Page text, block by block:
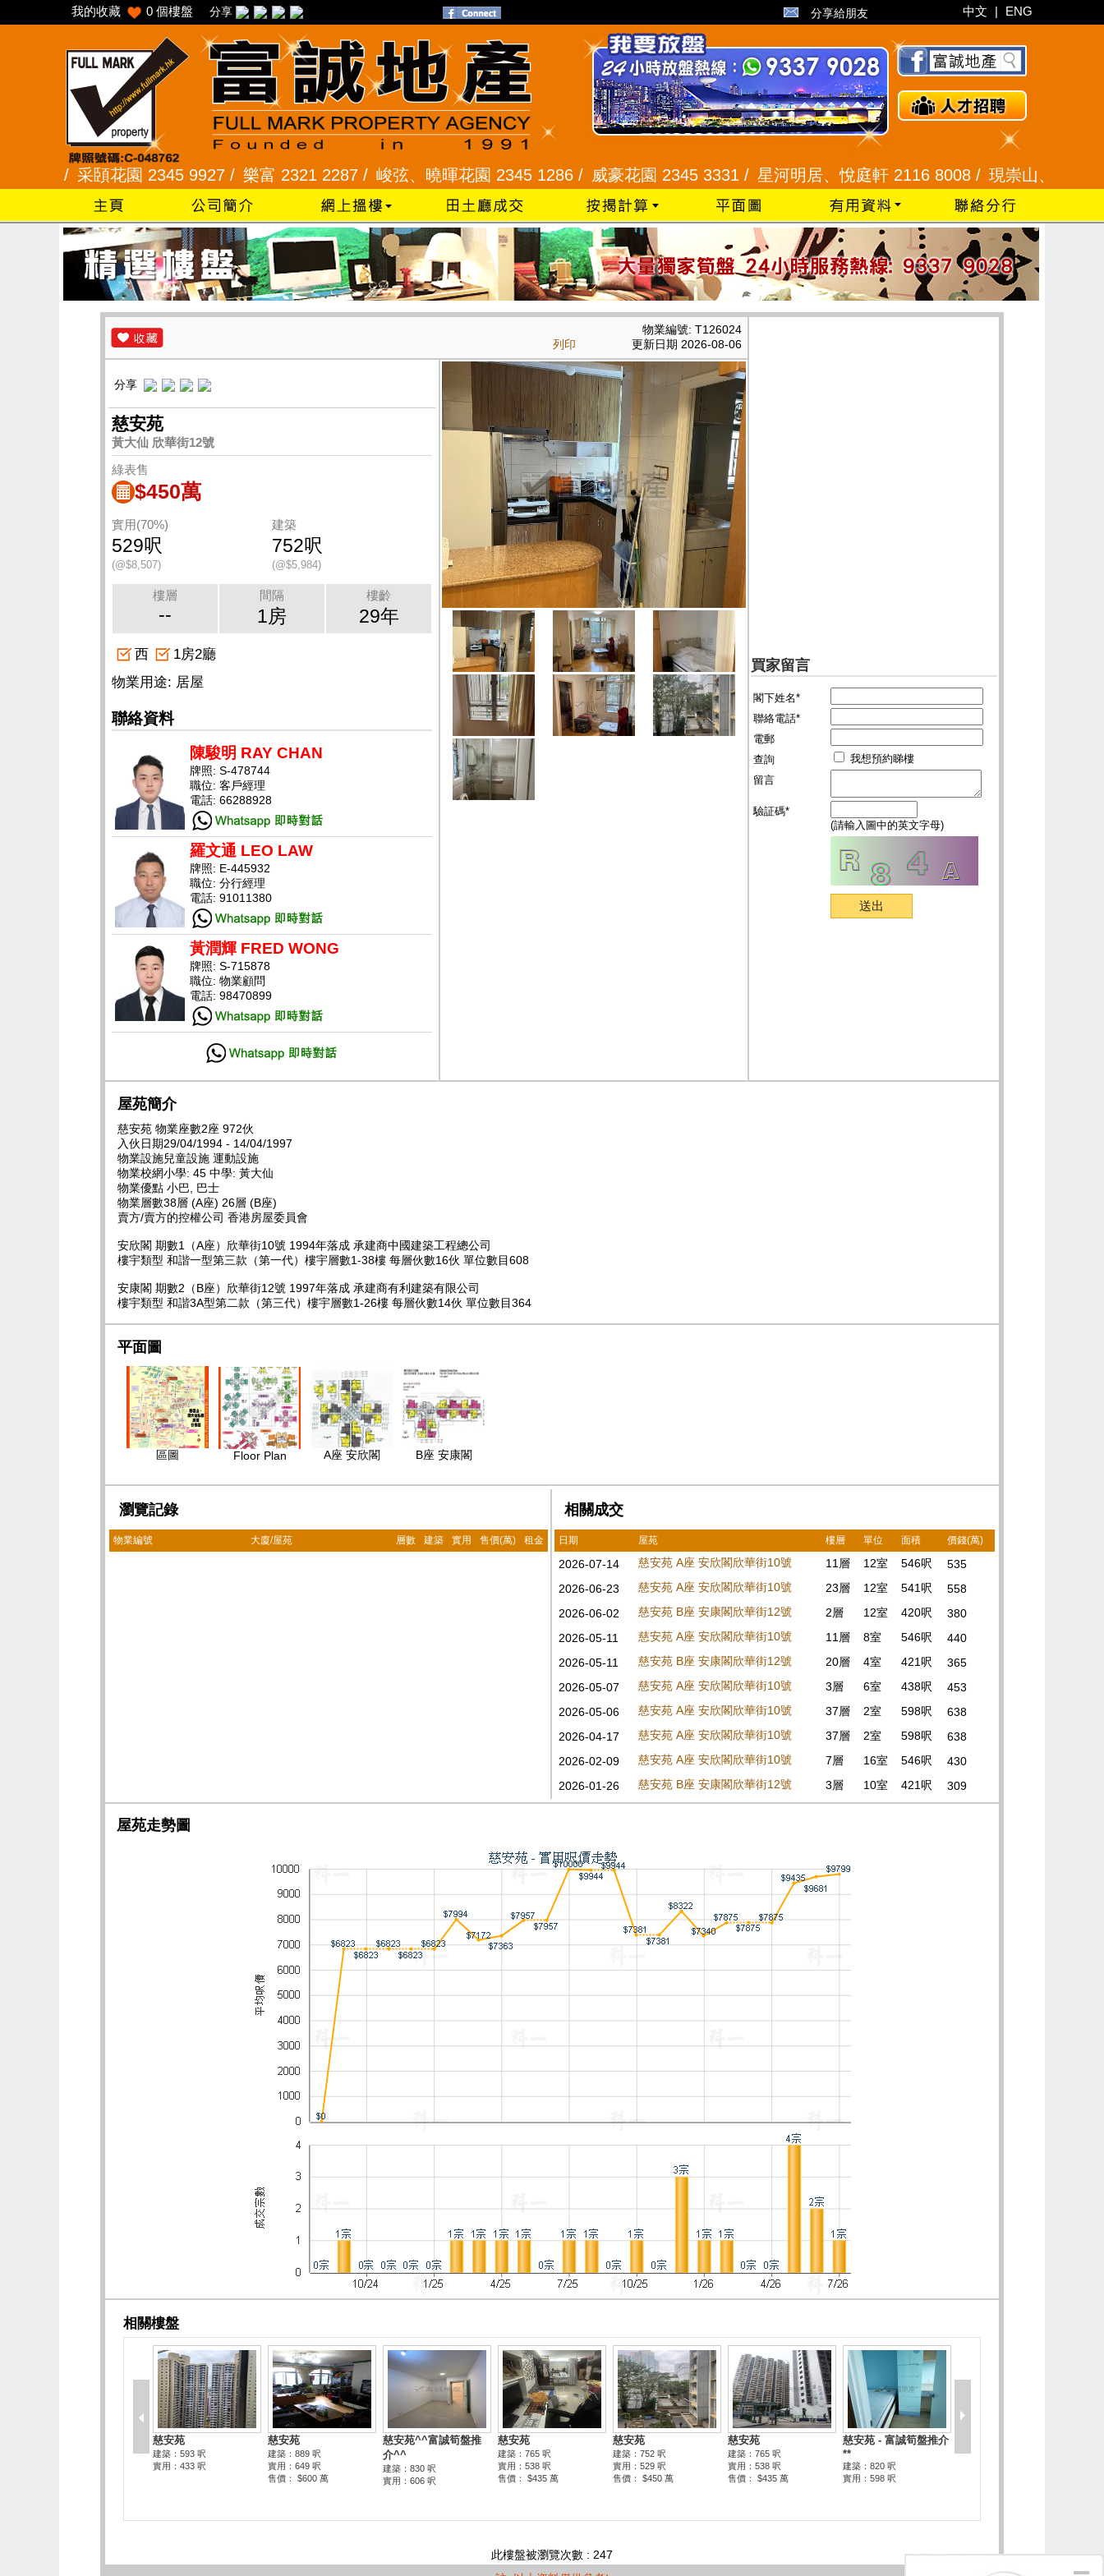
我的收藏 0 個樓盤 分享 分享給朋友 中文 | ENG
采頣花園 2345 9927 / 樂富 2321 2287 / 峻弦、曉暉花園 2345 1286 / 威豪花園 2345 3331 / 星河明居、悅庭軒 2116 8008 / 現崇山、譽港灣 2345
列印
物業編號: T126024
更新日期 2026-08-06
買家留言
閣下姓名*
聯絡電話*
電郵
查詢
我想預約睇樓
留言
驗証碼*
(請輸入圖中的英文字母)
分享
慈安苑
黃大仙 欣華街12號
綠表售
$450萬
實用(70%)
529呎
(@$8,507)
建築
752呎
(@$5,984)
樓層
--
間隔
1房
樓齡
29年
西
1房2廳
物業用途: 居屋
聯絡資料
陳駿明 RAY CHAN
牌照: S-478744
職位: 客戶經理
電話: 66288928
羅文通 LEO LAW
牌照: E-445932
職位: 分行經理
電話: 91011380
黃潤輝 FRED WONG
牌照: S-715878
職位: 物業顧問
電話: 98470899
屋苑簡介
慈安苑 物業座數2座 972伙
入伙日期29/04/1994 - 14/04/1997
物業設施兒童設施 運動設施
物業校網小學: 45 中學: 黃大仙
物業優點 小巴, 巴士
物業層數38層 (A座) 26層 (B座)
賣方/賣方的控權公司 香港房屋委員會
安欣閣 期數1（A座）欣華街10號 1994年落成 承建商中國建築工程總公司
樓宇類型 和諧一型第三款（第一代）樓宇層數1-38樓 每層伙數16伙 單位數目608
安康閣 期數2（B座）欣華街12號 1997年落成 承建商有利建築有限公司
樓宇類型 和諧3A型第二款（第三代）樓宇層數1-26樓 每層伙數14伙 單位數目364
平面圖
區圖 Floor Plan A座 安欣閣 B座 安康閣
瀏覽記錄
物業編號 大廈/屋苑 層數 建築 實用 售價(萬) 租金
相關成交
日期 屋苑 樓層 單位 面積 價錢(萬)
2026-07-14 慈安苑 A座 安欣閣欣華街10號 11層 12室 546呎
535
2026-06-23
慈安苑 A座 安欣閣欣華街10號 23層 12室 541呎
558
2026-06-02
慈安苑 B座 安康閣欣華街12號 2層 12室 420呎
380
2026-05-11
慈安苑 A座 安欣閣欣華街10號 11層 8室 546呎
440
2026-05-11
慈安苑 B座 安康閣欣華街12號 20層 4室 421呎
365
2026-05-07
慈安苑 A座 安欣閣欣華街10號 3層 6室 438呎
453
2026-05-06
慈安苑 A座 安欣閣欣華街10號 37層 2室 598呎
638
2026-04-17
慈安苑 A座 安欣閣欣華街10號 37層 2室 598呎
638
2026-02-09
慈安苑 A座 安欣閣欣華街10號 7層 16室 546呎
430
2026-01-26
慈安苑 B座 安康閣欣華街12號 3層 10室 421呎 309
屋苑走勢圖
此樓盤被瀏覽次數 : 247